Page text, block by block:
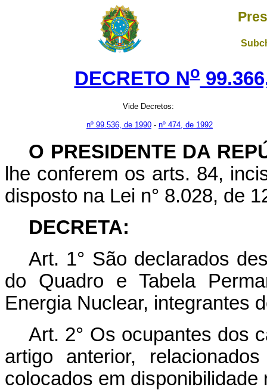
DECRETO No
Vide Decretos:
nº 99.536, de 1990 - nº 474, de 1992
O PRESIDENTE DA
lhe conferem os arts. 84,
disposto na Lei n° 8.028, de
DECRETA:
Art. 1° São declarados
do Quadro e Tabela
Energia Nuclear, integrantes
Art. 2° Os ocupantes dos
artigo anterior,
colocados em disponibilidade